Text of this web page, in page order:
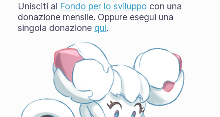
Unisciti al Fondo per lo sviluppo con una
donazione mensile. Oppure esegui una
singola donazione qui.